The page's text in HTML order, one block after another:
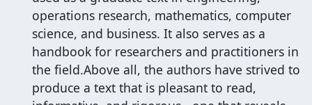
operations research, mathematics, computer
science, and business. It also serves as a
handbook for researchers and practitioners in
the field.Above all, the authors have strived to
produce a text that is pleasant to read,